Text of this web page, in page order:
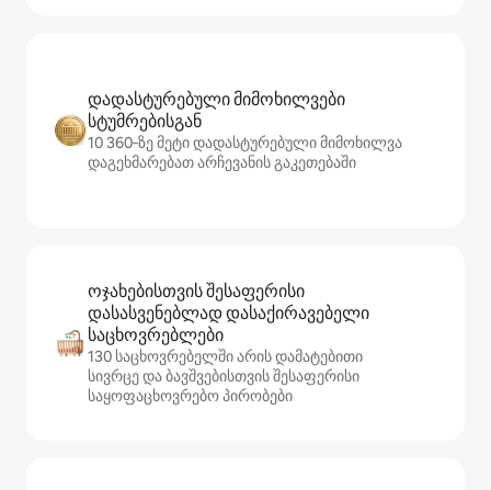
დადასტურებული მიმოხილვები
სტუმრებისგან
10 360‑ზე მეტი დადასტურებული მიმოხილვა
დაგეხმარებათ არჩევანის გაკეთებაში
ოჯახებისთვის შესაფერისი
დასასვენებლად დასაქირავებელი
საცხოვრებლები
130 საცხოვრებელში არის დამატებითი
სივრცე და ბავშვებისთვის შესაფერისი
საყოფაცხოვრებო პირობები